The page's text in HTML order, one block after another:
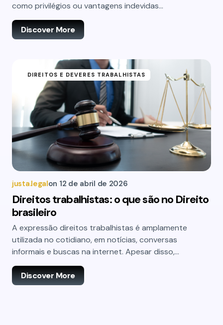
como privilégios ou vantagens indevidas…
Discover More
DIREITOS E DEVERES TRABALHISTAS
justa.legalon 12 de abril de 2026
Direitos trabalhistas: o que são no Direito
brasileiro
A expressão direitos trabalhistas é amplamente
utilizada no cotidiano, em notícias, conversas
informais e buscas na internet. Apesar disso,…
Discover More